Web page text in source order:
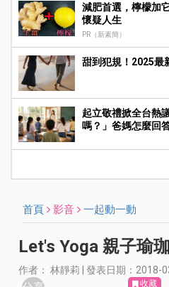
減肥首選，檸檬加
懷疑人生
PR（新素簡）
甜到犯規！2025最
起立敬禮掀全台熱
嗎？」爸媽怎麼回
首頁 影音 一起動一動
Let's Yoga 親子瑜
作者： 林靜莉 | 發表日期：2018-
收藏